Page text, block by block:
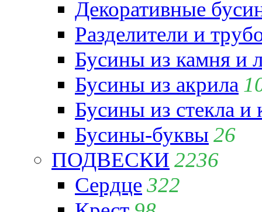
Декоративные
Разделители и
Бусины из камня и
Бусины из акрила
Бусины из стекла и
Бусины-буквы 26
ПОДВЕСКИ 2236
Сердце322